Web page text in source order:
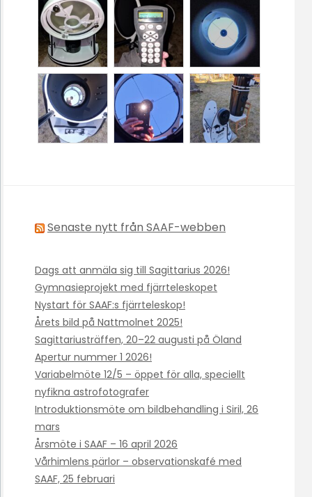
Senaste nytt från SAAF-webben
Dags att anmäla sig till Sagittarius 2026!
Gymnasieprojekt med fjärrteleskopet
Nystart för SAAF:s fjärrteleskop!
Årets bild på Nattmolnet 2025!
Sagittariusträffen, 20–22 augusti på Öland
Apertur nummer 1 2026!
Variabelmöte 12/5 – öppet för alla, speciellt
nyfikna astrofotografer
Introduktionsmöte om bildbehandling i Siril, 26
mars
Årsmöte i SAAF – 16 april 2026
Vårhimlens pärlor – observationskafé med
SAAF, 25 februari